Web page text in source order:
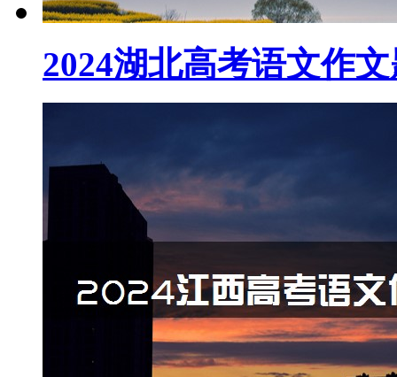
2024湖北高考语文作